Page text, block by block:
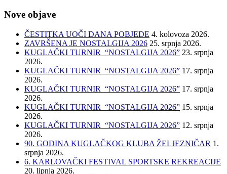
Nove objave
ČESTITKA UOČI DANA POBJEDE 4. kolovoza 2026.
ZAVRŠENA JE NOSTALGIJA 2026 25. srpnja 2026.
KUGLAČKI TURNIR “NOSTALGIJA 2026” 23. srpnja
2026.
KUGLAČKI TURNIR “NOSTALGIJA 2026” 17. srpnja
2026.
KUGLAČKI TURNIR “NOSTALGIJA 2026” 17. srpnja
2026.
KUGLAČKI TURNIR “NOSTALGIJA 2026” 15. srpnja
2026.
KUGLAČKI TURNIR “NOSTALGIJA 2026” 12. srpnja
2026.
90. GODINA KUGLAČKOG KLUBA ŽELJEZNIČAR 1.
srpnja 2026.
6. KARLOVAČKI FESTIVAL SPORTSKE REKREACIJE
20. lipnja 2026.